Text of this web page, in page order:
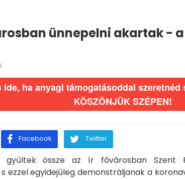
ünnepelni akartak -
ide, ha anyagi támogatásoddal szeretnéd
KÖSZÖNJÜK SZÉPEN!
Facebook Twitter
gyűltek össze az ír fővárosban Szent
ezzel egyidejűleg demonstráljanak a